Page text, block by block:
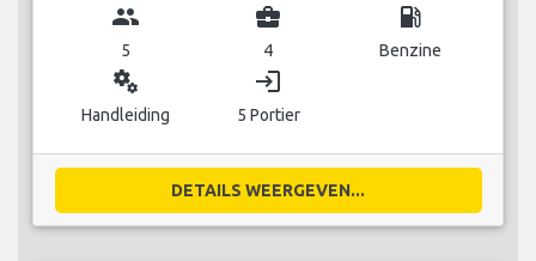
group
5
business_center
4
local_gas_station
Benzine
miscellaneous_services
Handleiding
login
5 Portier
DETAILS WEERGEVEN...